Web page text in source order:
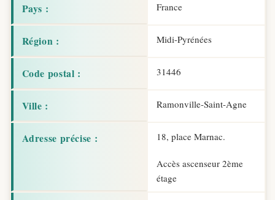
Pays : France
Région : Midi-Pyrénées
Code postal : 31446
Ville : Ramonville-Saint-Agne
Adresse précise : 18, place Marnac.
Accès ascenseur 2ème
étage